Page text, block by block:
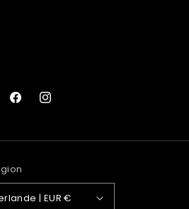
FacebookInstagram
Niederlande | EUR €